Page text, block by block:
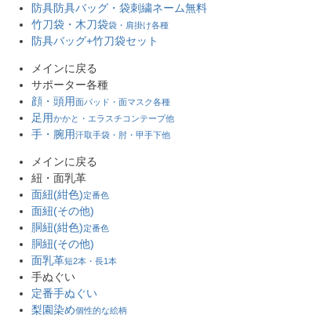
防具防具バッグ・袋刺繍ネーム無料
竹刀袋・木刀袋袋・肩掛け各種
防具バッグ+竹刀袋セット
メインに戻る
サポーター各種
顔・頭用面パッド・面マスク各種
足用かかと・エラスチコンテープ他
手・腕用汗取手袋・肘・甲手下他
メインに戻る
紐・面乳革
面紐(紺色)定番色
面紐(その他)
胴紐(紺色)定番色
胴紐(その他)
面乳革短2本・長1本
手ぬぐい
定番手ぬぐい
梨園染め個性的な絵柄